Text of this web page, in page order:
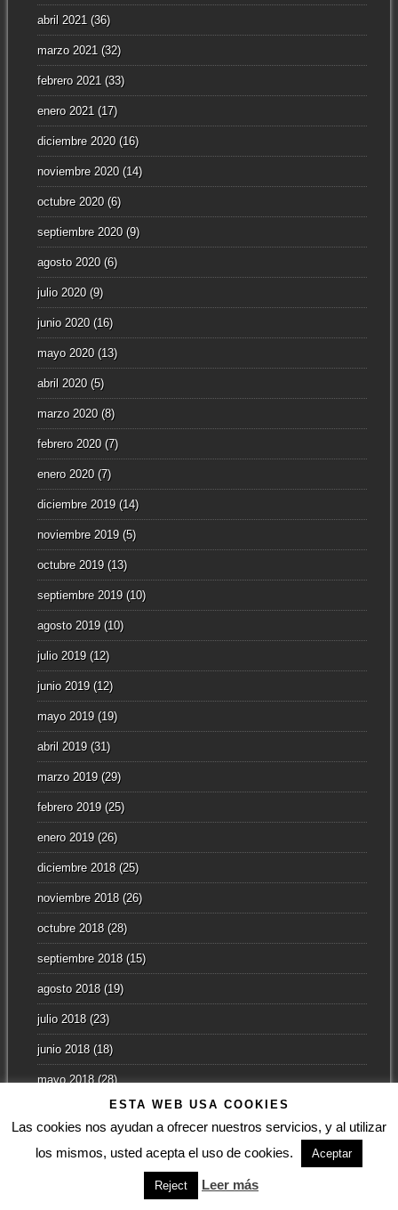
abril 2021 (36)
marzo 2021 (32)
febrero 2021 (33)
enero 2021 (17)
diciembre 2020(16)
noviembre 2020(14)
octubre 2020(6)
septiembre 2020(9)
agosto 2020(6)
julio 2020(9)
junio 2020(16)
mayo 2020(13)
abril 2020(5)
marzo 2020(8)
febrero 2020(7)
enero 2020(7)
diciembre 2019(14)
noviembre 2019(5)
octubre 2019(13)
septiembre 2019(10)
agosto 2019(10)
julio 2019(12)
junio 2019(12)
mayo 2019(19)
abril 2019(31)
marzo 2019(29)
febrero 2019(25)
enero 2019(26)
diciembre 2018(25)
noviembre 2018(26)
octubre 2018(28)
septiembre 2018(15)
agosto 2018(19)
julio 2018(23)
junio 2018(18)
mayo 2018(28)
(24)ESTA WEB USA COOKIES
Las cookies nos ayudan a ofrecer nuestros servicios, y al utilizar
los mismos, usted acepta el uso de cookies.
Aceptar
Reject Leer más